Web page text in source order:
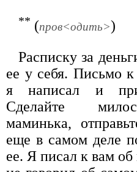
** (пров<одить>)
Расписку за
ее у себя. Письмо
я написал и
Сделайте
маминька,
еще в самом деле
ее. Я писал к вам